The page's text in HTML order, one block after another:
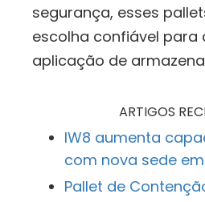
segurança, esses
escolha confiável para
aplicação de
ARTIGOS
IW8 aumenta
com nova sede
Pallet de